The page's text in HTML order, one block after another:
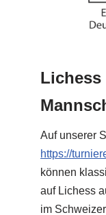
Lichess
Auf unserer
https://
können
auf Lichess
im